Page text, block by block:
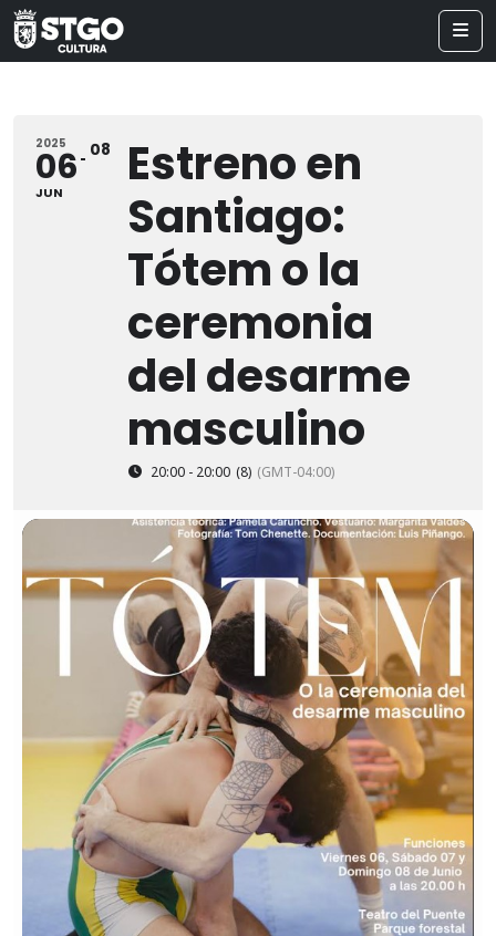
2025
06
JUN
08
Estreno en
Santiago:
Tótem o la
ceremonia
del desarme
masculino
20:00 - 20:00 (8) (GMT-04:00)